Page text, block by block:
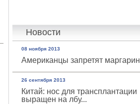
Новости
08 ноября 2013
Американцы запретят маргарин
26 сентября 2013
Китай: нос для трансплантации
выращен на лбу...